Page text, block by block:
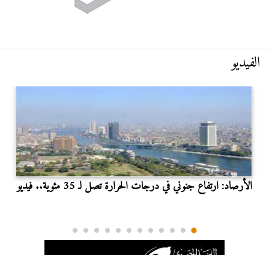
الفيديو
الأرصاد: ارتفاع جنوني في درجات الحرارة تصل لـ 35 مئوية.. فيديو